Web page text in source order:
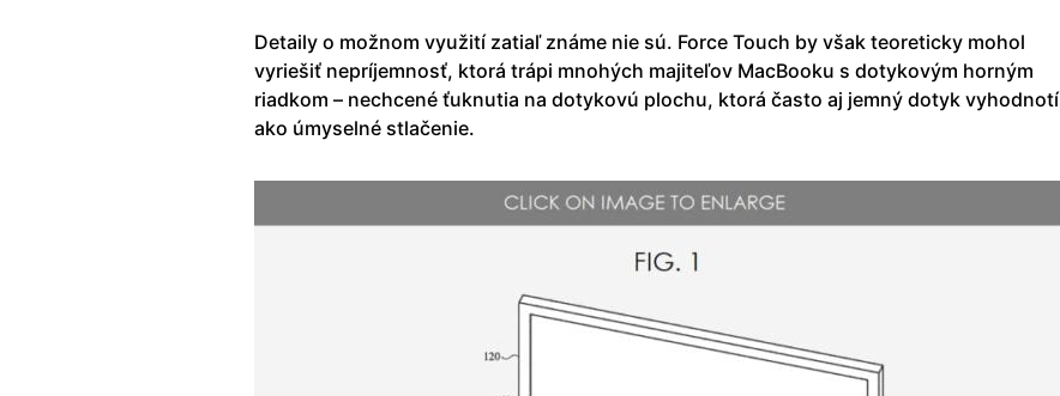
Detaily o možnom využití zatiaľ známe nie sú. Force Touch by však teoreticky mohol
vyriešiť nepríjemnosť, ktorá trápi mnohých majiteľov MacBooku s dotykovým horným
riadkom – nechcené ťuknutia na dotykovú plochu, ktorá často aj jemný dotyk vyhodnotí
ako úmyselné stlačenie.